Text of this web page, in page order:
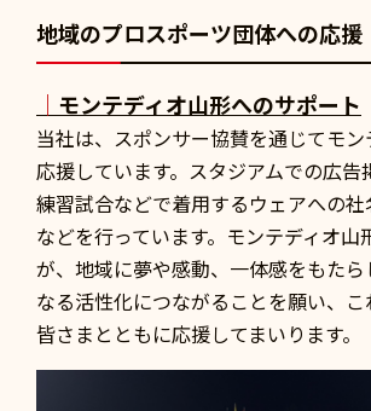
地域のプロスポーツ団体への応援
｜ モンテディオ山形へのサポート
当社は、スポンサー協賛を通じてモン
応援しています。スタジアムでの広告
練習試合などで着用するウェアへの
などを行っています。モンテディオ山
が、地域に夢や感動、一体感をもた
なる活性化につながることを願い、
皆さまとともに応援してまいります。